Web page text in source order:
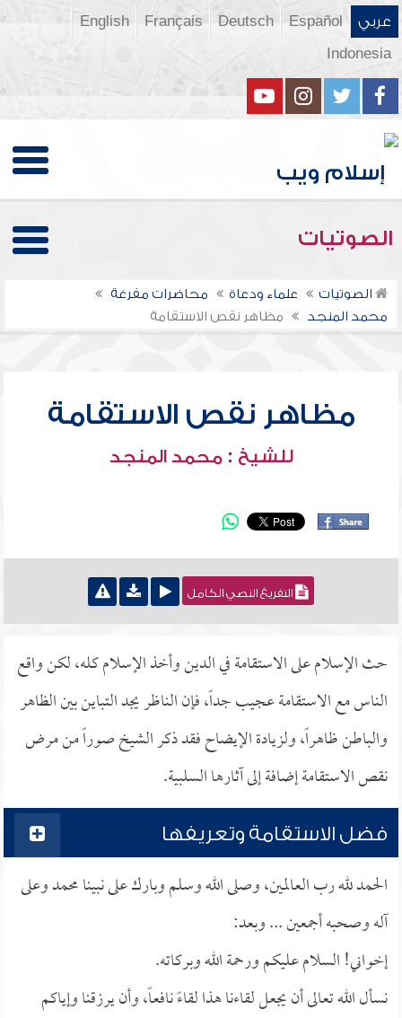
عربي Español
Deutsch
Français
English
Indonesia
الصوتيات
الصوتيات علماء ودعاة
محاضرات مفرغة
محمد المنجد
مظاهر نقص الاستقامة
مظاهر نقص الاستقامة
للشيخ : محمد المنجد
التفريغ النصي الكامل
حث الإسلام على الاستقامة في الدين وأخذ الإسلام كله، لكن واقع
الناس مع الاستقامة عجيب جداً، فإن الناظر يجد التباين بين الظاهر
والباطن ظاهراً، ولزيادة الإيضاح فقد ذكر الشيخ صوراً من مرض
نقص الاستقامة إضافة إلى آثارها السلبية.
فضل الاستقامة وتعريفها
الحمد لله رب العالمين، وصلى الله وسلم وبارك على نبينا محمد وعلى
آله وصحبه أجمعين ... وبعد:
إخواني! السلام عليكم ورحمة الله وبركاته.
نسأل الله تعالى أن يجعل لقاءنا هذا لقاءً نافعاً، وأن يرزقنا وإياكم